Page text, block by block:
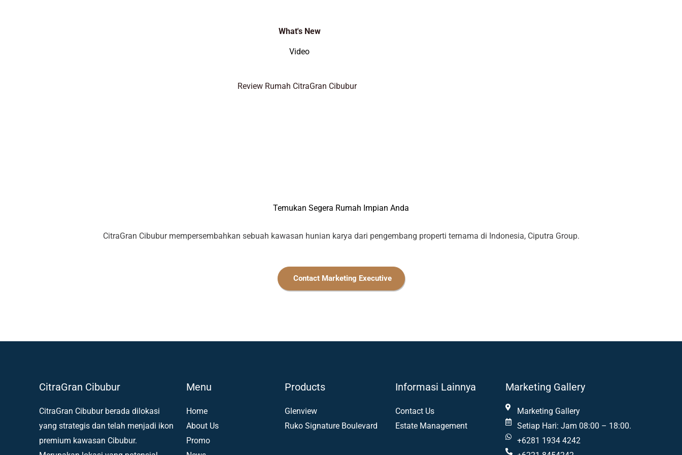
What's New
Video
Review Rumah CitraGran Cibubur
Temukan Segera Rumah Impian Anda
CitraGran Cibubur mempersembahkan sebuah kawasan hunian karya dari pengembang properti ternama di Indonesia, Ciputra Group.
Contact Marketing Executive
CitraGran Cibubur
CitraGran Cibubur berada dilokasi
yang strategis dan telah menjadi ikon
premium kawasan Cibubur.
Menu
Home
About Us
Promo
Products
Glenview
Ruko Signature Boulevard
Informasi Lainnya
Contact Us
Estate Management
Marketing Gallery
Marketing Gallery
Setiap Hari: Jam 08:00 – 18:00.
+6281 1934 4242